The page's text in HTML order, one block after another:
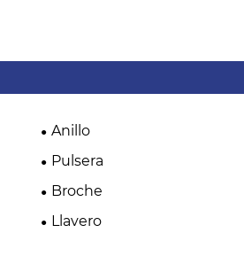
Anillo
Pulsera
Broche
Llavero